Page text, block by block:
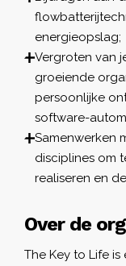
energieopslag;
Vergroten van
groeiende
persoonlijke
software-
Samenwerken
disciplines om
realiseren en
Over de
The Key to Life